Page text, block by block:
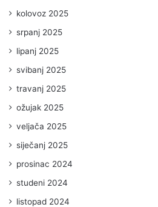
kolovoz 2025
srpanj 2025
lipanj 2025
svibanj 2025
travanj 2025
ožujak 2025
veljača 2025
siječanj 2025
prosinac 2024
studeni 2024
listopad 2024